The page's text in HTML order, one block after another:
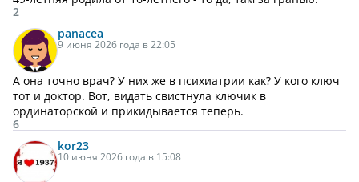
2
panacea
9 июня 2026 года в 22:05
А она точно врач? У них же в психиатрии как? У кого ключ
тот и доктор. Вот, видать свистнула ключик в
ординаторской и прикидывается теперь.
6
kor23
10 июня 2026 года в 15:08